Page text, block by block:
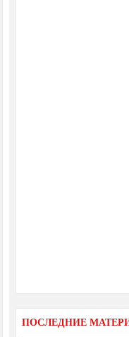
ПОСЛЕДНИЕ